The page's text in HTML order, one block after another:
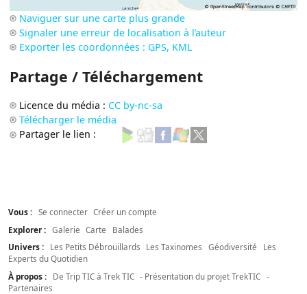
Naviguer sur une carte plus grande
Signaler une erreur de localisation à l’auteur
Exporter les coordonnées : GPS, KML
Partage / Téléchargement
Licence du média : CC by-nc-sa
Télécharger le média
Partager le lien :
Vous : Se connecter Créer un compte
Explorer : Galerie Carte
Balades
Univers :
Les Petits Débrouillards Les Taxinomes Géodiversité
Les
Experts du Quotidien
À propos :
De Trip TIC à Trek TIC - Présentation du projet TrekTIC -
Partenaires